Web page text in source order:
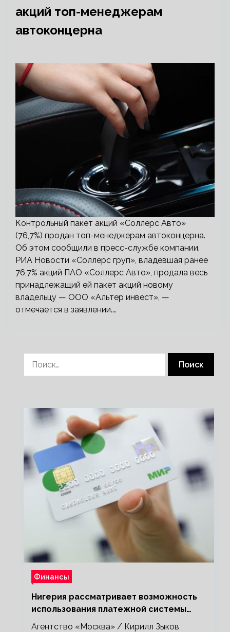
акций топ-менеджерам
автоконцерна
Контрольный пакет акций «Соллерс Авто»
(76,7%) продан топ-менеджерам автоконцерна.
Об этом сообщили в пресс-службе компании.
РИА Новости «Соллерс груп», владевшая ранее
76,7% акций ПАО «Соллерс Авто», продала весь
принадлежащий ей пакет акций новому
владельцу — ООО «Альтер инвест», —
отмечается в заявлении.…
Финансы
Нигерия рассматривает возможность
использования платежной системы
«Мир»
Агентство «Москва» / Кирилл Зыков